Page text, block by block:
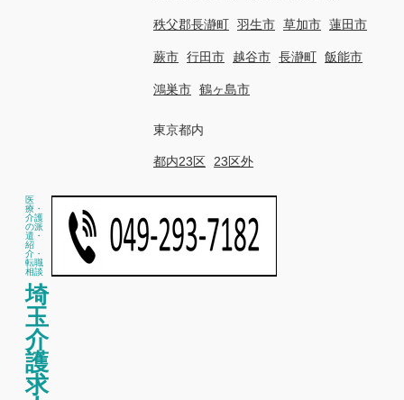
秩父郡長瀞町 羽生市 草加市 蓮田市
蕨市 行田市 越谷市 長瀞町 飯能市
鴻巣市 鶴ヶ島市
東京都内
都内23区 23区外
医
療・
介護
の派
遣・
紹
介・
転職
相談
埼
玉
介
護
求